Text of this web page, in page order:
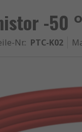
-50
Nr.: PTC-K02